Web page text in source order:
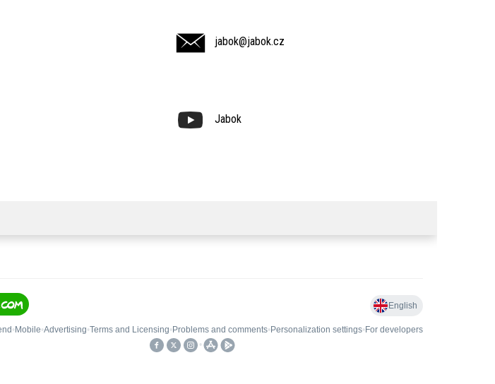
jabok@jabok.cz
Jabok